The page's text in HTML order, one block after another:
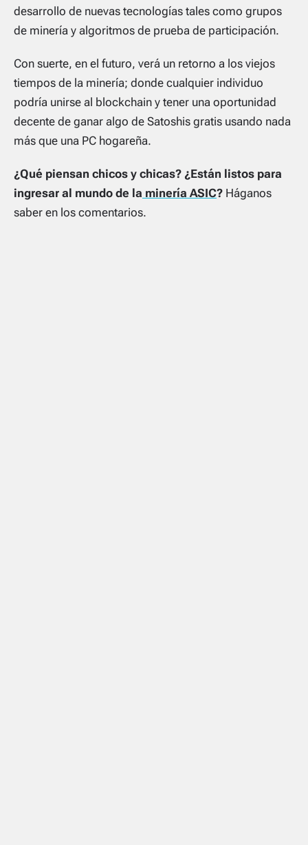
desarrollo de nuevas tecnologías tales como grupos
de minería y algoritmos de prueba de participación.
Con suerte, en el futuro, verá un retorno a los viejos
tiempos de la minería; donde cualquier individuo
podría unirse al blockchain y tener una oportunidad
decente de ganar algo de Satoshis gratis usando nada
más que una PC hogareña.
¿Qué piensan chicos y chicas? ¿Están listos para
ingresar al mundo de la minería ASIC? Háganos
saber en los comentarios.